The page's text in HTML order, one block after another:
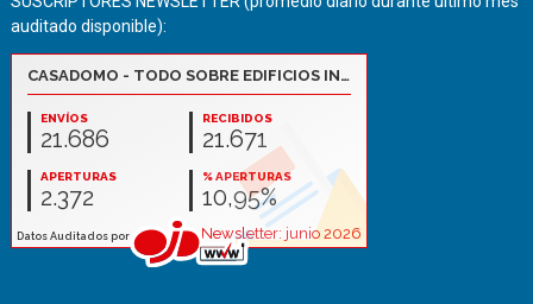
auditado disponible):